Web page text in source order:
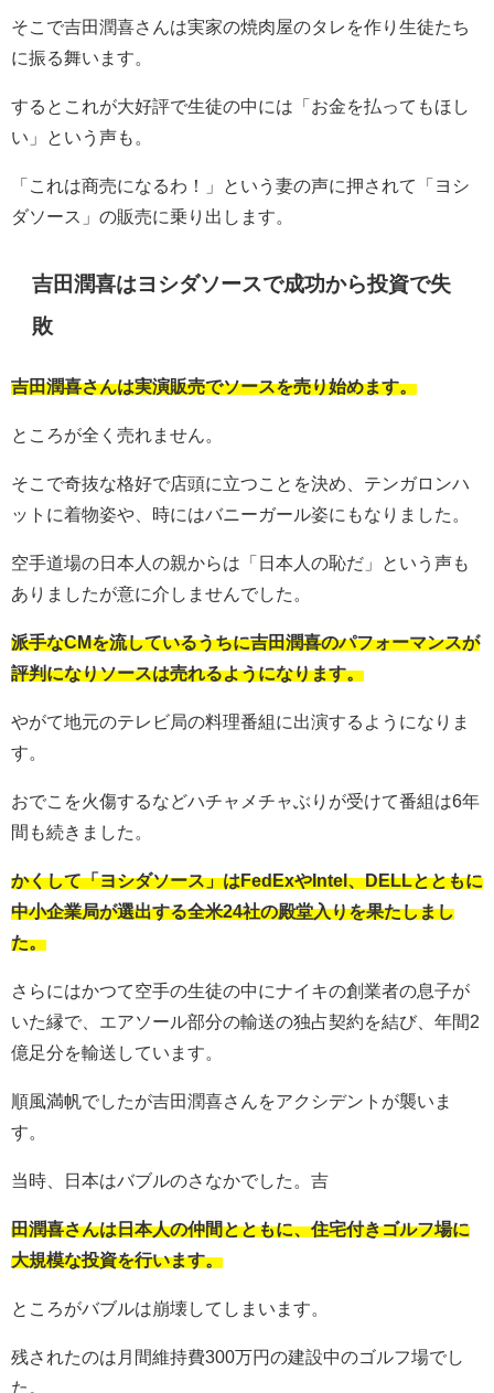
そこで吉田潤喜さんは実家の焼肉屋のタレを作り生徒たち
に振る舞います。
するとこれが大好評で生徒の中には「お金を払ってもほし
い」という声も。
「これは商売になるわ！」という妻の声に押されて「ヨシ
ダソース」の販売に乗り出します。
吉田潤喜はヨシダソースで成功から投資で失
敗
吉田潤喜さんは実演販売でソースを売り始めます。
ところが全く売れません。
そこで奇抜な格好で店頭に立つことを決め、テンガロンハ
ットに着物姿や、時にはバニーガール姿にもなりました。
空手道場の日本人の親からは「日本人の恥だ」という声も
ありましたが意に介しませんでした。
派手なCMを流しているうちに吉田潤喜のパフォーマンスが
評判になりソースは売れるようになります。
やがて地元のテレビ局の料理番組に出演するようになりま
す。
おでこを火傷するなどハチャメチャぶりが受けて番組は6年
間も続きました。
かくして「ヨシダソース」はFedExやIntel、DELLとともに
中小企業局が選出する全米24社の殿堂入りを果たしまし
た。
さらにはかつて空手の生徒の中にナイキの創業者の息子が
いた縁で、エアソール部分の輸送の独占契約を結び、年間2
億足分を輸送しています。
順風満帆でしたが吉田潤喜さんをアクシデントが襲いま
す。
当時、日本はバブルのさなかでした。吉
田潤喜さんは日本人の仲間とともに、住宅付きゴルフ場に
大規模な投資を行います。
ところがバブルは崩壊してしまいます。
残されたのは月間維持費300万円の建設中のゴルフ場でし
た。